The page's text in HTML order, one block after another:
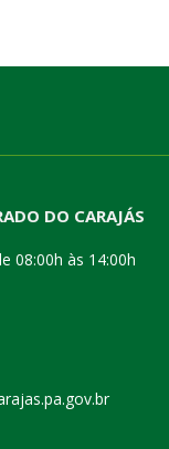
DO CARAJÁS
08:00h às 14:00h